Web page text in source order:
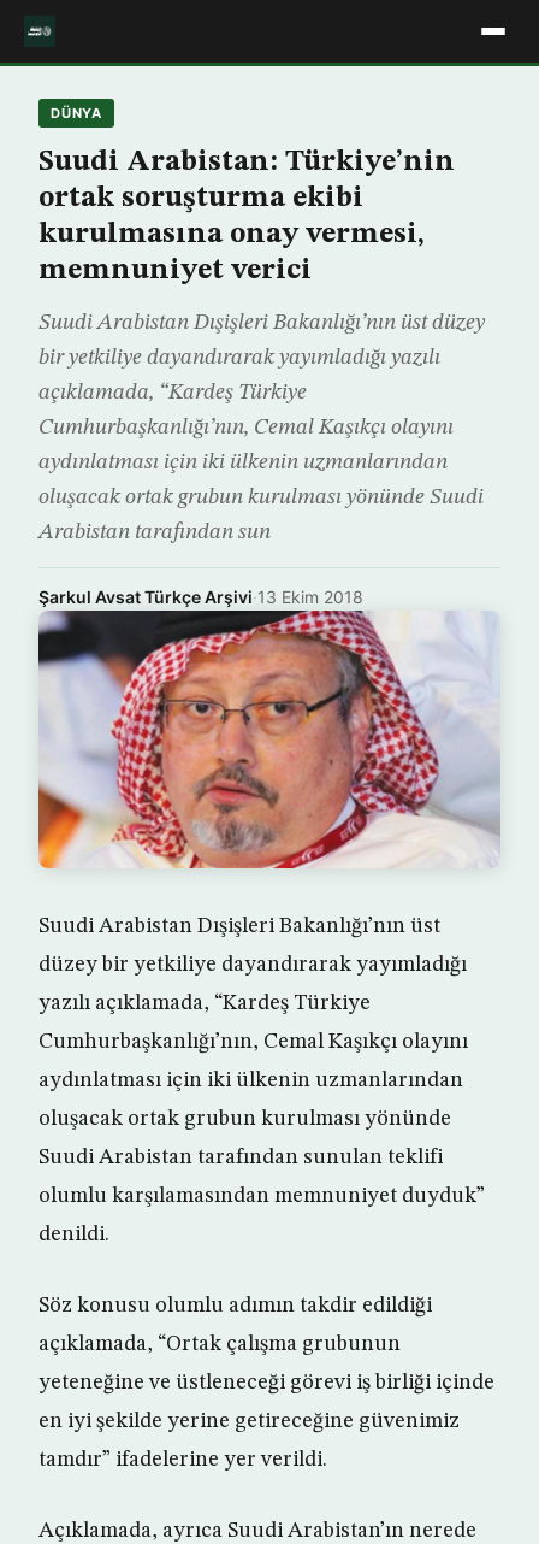
DÜNYA
Suudi Arabistan: Türkiye’nin
ortak soruşturma ekibi
kurulmasına onay vermesi,
memnuniyet verici
Suudi Arabistan Dışişleri Bakanlığı’nın üst düzey
bir yetkiliye dayandırarak yayımladığı yazılı
açıklamada, “Kardeş Türkiye
Cumhurbaşkanlığı’nın, Cemal Kaşıkçı olayını
aydınlatması için iki ülkenin uzmanlarından
oluşacak ortak grubun kurulması yönünde Suudi
Arabistan tarafından sun
Şarkul Avsat Türkçe Arşivi·13 Ekim 2018
Suudi Arabistan Dışişleri Bakanlığı’nın üst
düzey bir yetkiliye dayandırarak yayımladığı
yazılı açıklamada, “Kardeş Türkiye
Cumhurbaşkanlığı’nın, Cemal Kaşıkçı olayını
aydınlatması için iki ülkenin uzmanlarından
oluşacak ortak grubun kurulması yönünde
Suudi Arabistan tarafından sunulan teklifi
olumlu karşılamasından memnuniyet duyduk”
denildi.
Söz konusu olumlu adımın takdir edildiği
açıklamada, “Ortak çalışma grubunun
yeteneğine ve üstleneceği görevi iş birliği içinde
en iyi şekilde yerine getireceğine güvenimiz
tamdır” ifadelerine yer verildi.
Açıklamada, ayrıca Suudi Arabistan’ın nerede